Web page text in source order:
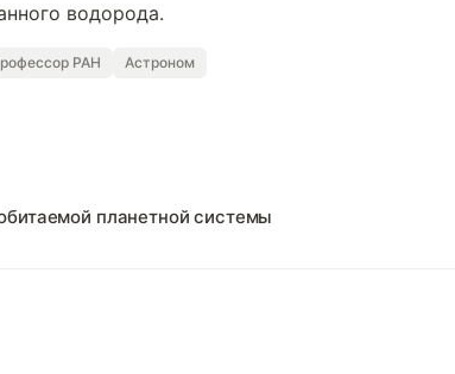
водорода.
РАН Астроном
планетной системы